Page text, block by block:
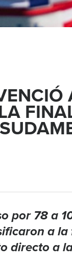
por 78 a
a
directo a